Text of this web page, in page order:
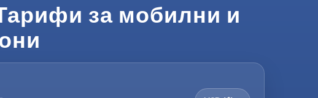
за мобилни и